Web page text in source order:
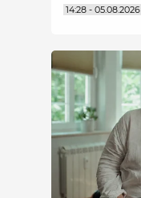
14:28 - 05.08.2026